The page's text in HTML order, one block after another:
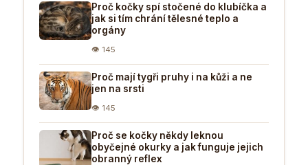
Proč kočky spí stočené do klubíčka a
jak si tím chrání tělesné teplo a
orgány
👁 145
Proč mají tygři pruhy i na kůži a ne
jen na srsti
👁 145
Proč se kočky někdy leknou
obyčejné okurky a jak funguje jejich
obranný reflex